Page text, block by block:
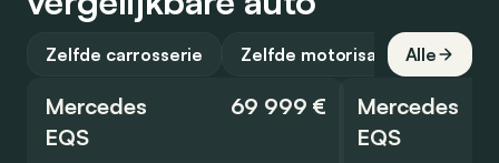
Zelfde carrosserie Zelfde motorisatie Alle
Mercedes
EQS
69 999 €
Mercedes
EQS